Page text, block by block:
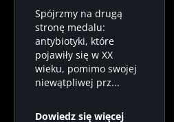
Spójrzmy na drugą
stronę medalu:
antybiotyki, które
pojawiły się w XX
wieku, pomimo swojej
niewątpliwej prz...
Dowiedz się więcej